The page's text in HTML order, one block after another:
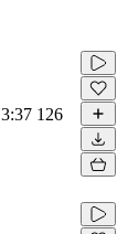
3:37 126